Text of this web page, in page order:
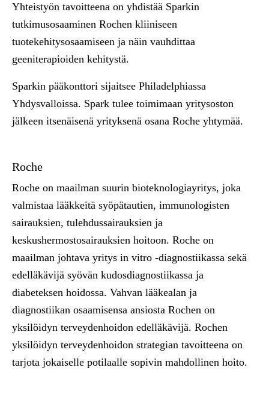
Yhteistyön tavoitteena on yhdistää Sparkin
tutkimusosaaminen Rochen kliiniseen
tuotekehitysosaamiseen ja näin vauhdittaa
geeniterapioiden kehitystä.
Sparkin pääkonttori sijaitsee Philadelphiassa
Yhdysvalloissa. Spark tulee toimimaan yritysoston
jälkeen itsenäisenä yrityksenä osana Roche yhtymää.
Roche
Roche on maailman suurin bioteknologiayritys, joka
valmistaa lääkkeitä syöpätautien, immunologisten
sairauksien, tulehdussairauksien ja
keskushermostosairauksien hoitoon. Roche on
maailman johtava yritys in vitro -diagnostiikassa sekä
edelläkävijä syövän kudosdiagnostiikassa ja
diabeteksen hoidossa. Vahvan lääkealan ja
diagnostiikan osaamisensa ansiosta Rochen on
yksilöidyn terveydenhoidon edelläkävijä. Rochen
yksilöidyn terveydenhoidon strategian tavoitteena on
tarjota jokaiselle potilaalle sopivin mahdollinen hoito.